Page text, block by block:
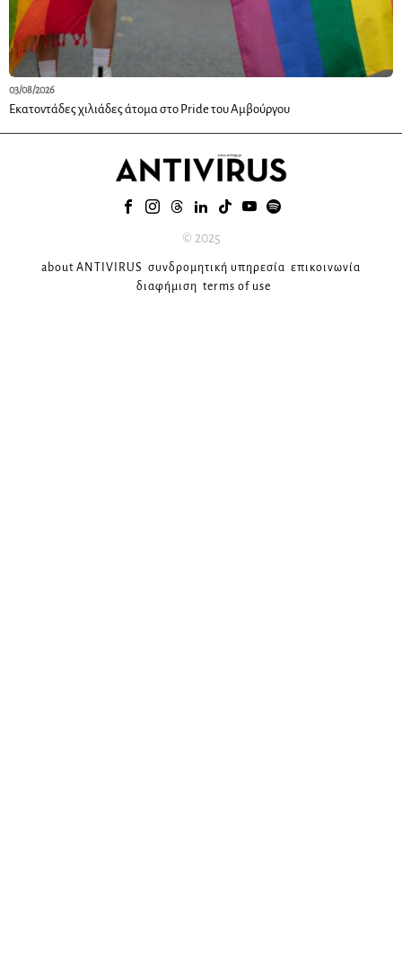
03/08/2026
Εκατοντάδες χιλιάδες άτομα στο Pride του Αμβούργου
© 2025
about ANTIVIRUS συνδρομητική υπηρεσία επικοινωνία
διαφήμιση terms of use